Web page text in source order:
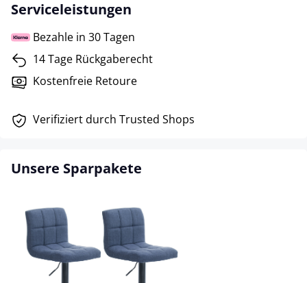
Serviceleistungen
Bezahle in 30 Tagen
14 Tage Rückgaberecht
Kostenfreie Retoure
Verifiziert durch Trusted Shops
Unsere Sparpakete